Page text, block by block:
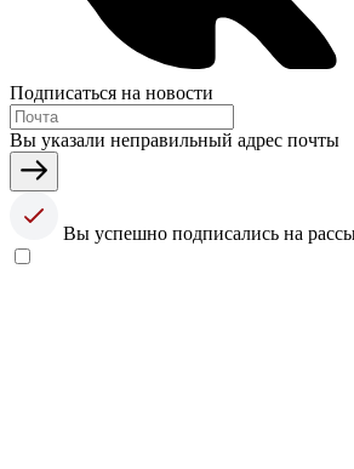
Подписаться на новости
Вы указали неправильный адрес почты
Вы успешно подписались на